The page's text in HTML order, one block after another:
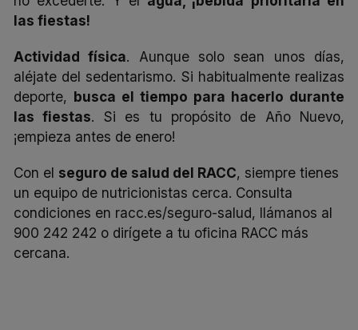
las fiestas!
Actividad física. Aunque solo sean unos días,
aléjate del sedentarismo. Si habitualmente realizas
deporte, busca el tiempo para hacerlo durante
las fiestas. Si es tu propósito de Año Nuevo,
¡empieza antes de enero!
Con el seguro de salud del RACC, siempre tienes
un equipo de nutricionistas cerca. Consulta
condiciones en racc.es/seguro-salud, llámanos al
900 242 242 o dirígete a tu oficina RACC más
cercana.